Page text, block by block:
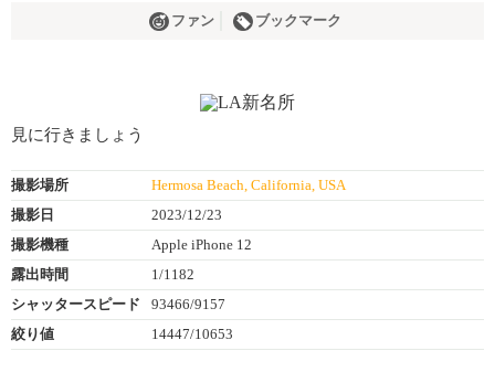
ファン ブックマーク
見に行きましょう
撮影場所
Hermosa Beach, California, USA
撮影日
2023/12/23
撮影機種
Apple iPhone 12
露出時間
1/1182
シャッタースピード
93466/9157
絞り値
14447/10653